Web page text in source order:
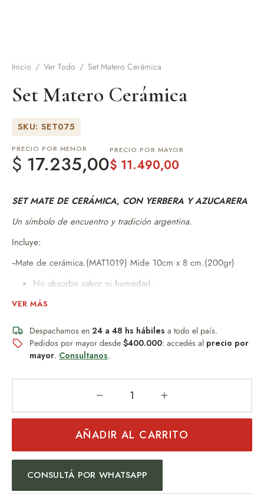
Inicio / Ver Todo / Set Matero Cerámica
Set Matero Cerámica
SKU: SET075
PRECIO POR MENOR
$ 17.235,00
PRECIO POR MAYOR
$ 11.490,00
SET MATE DE CERÁMICA, CON YERBERA Y AZUCARERA
Un símbolo de encuentro y tradición argentina.
Incluye:
--Mate de cerámica.(MAT1019) Mide 10cm x 8 cm.(200gr)
No absorbe sabor ni humedad.
Perfecto para uso diario.
Ideal para quienes buscan funcionalidad sin
mantenimiento.
--Lata mediana con pico vertedor de plástico de 10cm x 8 cm.
--Lata grande con pico vertedor de plástico 14cm x 27cm x 8
cm.
--Bombilla niquelada de resorte.
Un obsequio distinguido que combina diseño, practicidad y
Ideal para:
VER MÁS
Despachamos en 24 a 48 hs hábiles a todo el país.
Pedidos por mayor desde $400.000: accedés al precio por
mayor. Consultanos.
AÑADIR AL CARRITO
CONSULTÁ POR WHATSAPP
y accesorios